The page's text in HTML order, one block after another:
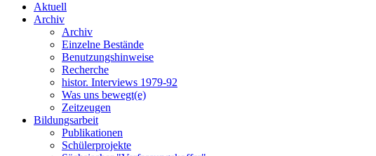
Aktuell
Archiv
Archiv
Einzelne Bestände
Benutzungshinweise
Recherche
histor. Interviews 1979-92
Was uns bewegt(e)
Zeitzeugen
Bildungsarbeit
Publikationen
Schülerprojekte